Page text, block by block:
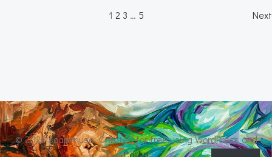
Page
1 Page
2 Page
3 … Page
5 Next
© 2026 soap muse. Created for free using WordPress and
Colibri